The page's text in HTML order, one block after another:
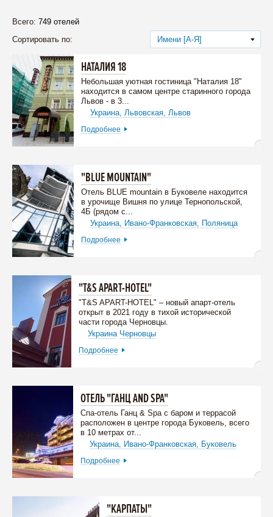
Всего: 749 отелей
Сортировать по:
Имени [А-Я]
НАТАЛИЯ 18
Небольшая уютная гостиница "Наталия 18"
находится в самом центре старинного города
Львов - в 3...
Украина,Львовская,Львов
Подробнее
"BLUE MOUNTAIN"
Отель BLUE mountain в Буковеле находится
в урочище Вишня по улице Тернопольской,
4Б (рядом с...
Украина, Ивано-Франковская, Поляница
Подробнее
"T&S APART-HOTEL"
"T&S APART-HOTEL" – новый апарт-отель
открыт в 2021 году в тихой исторической
части города Черновцы.
Украина Черновцы
Подробнее
ОТЕЛЬ "ГАНЦ AND SPA"
Спа-отель Ганц & Spa с баром и террасой
расположен в центре города Буковель, всего
в 10 метрах от...
Украина, Ивано-Франковская, Буковель
Подробнее
"КАРПАТЫ"